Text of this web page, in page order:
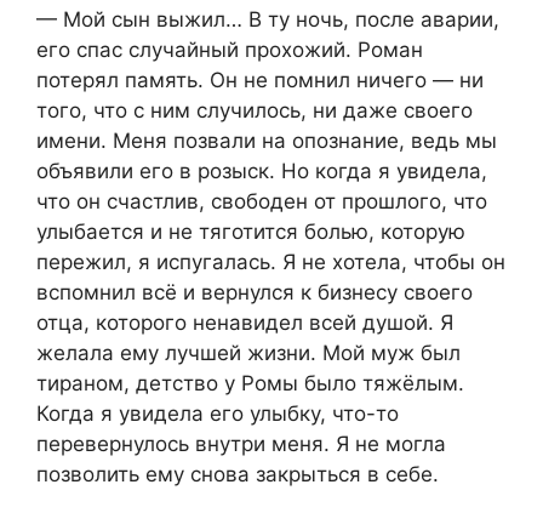
— Мой сын выжил… В ту ночь, после аварии,
его спас случайный прохожий. Роман
потерял память. Он не помнил ничего — ни
того, что с ним случилось, ни даже своего
имени. Меня позвали на опознание, ведь мы
объявили его в розыск. Но когда я увидела,
что он счастлив, свободен от прошлого, что
улыбается и не тяготится болью, которую
пережил, я испугалась. Я не хотела, чтобы он
вспомнил всё и вернулся к бизнесу своего
отца, которого ненавидел всей душой. Я
желала ему лучшей жизни. Мой муж был
тираном, детство у Ромы было тяжёлым.
Когда я увидела его улыбку, что-то
перевернулось внутри меня. Я не могла
позволить ему снова закрыться в себе.